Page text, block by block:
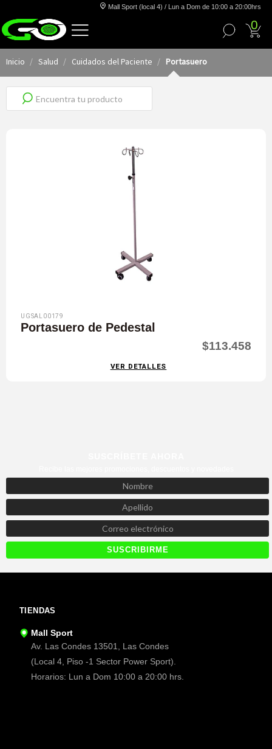
Mall Sport (local 4) / Lun a Dom de 10:00 a 20:00hrs
0
Inicio Salud Cuidados del Paciente Portasuero
UGSAL00179
Portasuero de Pedestal
$113.458
VER DETALLES
TIENDAS
Mall Sport
Av. Las Condes 13501, Las Condes
(Local 4, Piso -1 Sector Power Sport).
Horarios: Lun a Dom 10:00 a 20:00 hrs.